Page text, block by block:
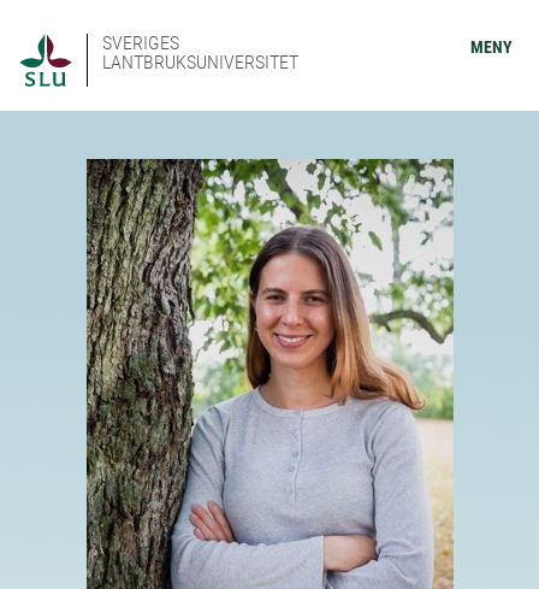
SVERIGES
LANTBRUKSUNIVERSITET
MENY